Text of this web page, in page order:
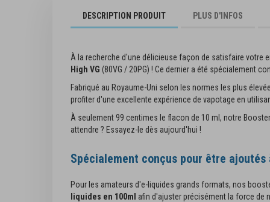
d’images
DESCRIPTION PRODUIT
À la recherche d'une délicieuse façon de satisfaire votre
High VG (80VG / 20PG) ! Ce dernier a été spécialement
Fabriqué au Royaume-Uni selon les normes les plus
profiter d'une excellente expérience de vapotage en
À seulement 99 centimes le flacon de 10 ml, notre
attendre ? Essayez-le dès aujourd'hui !
Spécialement conçus pour être
Pour les amateurs d'e-liquides grands formats, nos
liquides en 100ml afin d'ajuster précisément la force de
PLUS D'INFOS
Rainbow - Big Prim@ - 100ml